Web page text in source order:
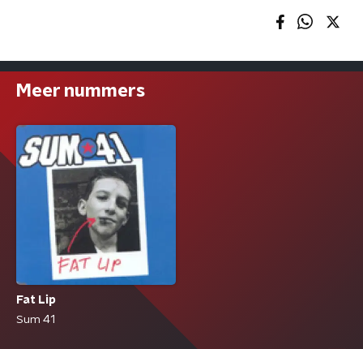
Meer nummers
Fat Lip
Sum 41